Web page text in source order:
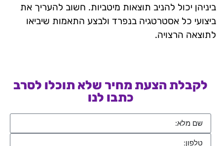
ביניהן יכול להניב תוצאות מיטביות. חשוב להעריך את
ביצועי כל אסטרטגיה בנפרד ולבצע התאמות שיביאו
לתוצאה הרצויה.
לקבלת הצעת מחיר שלא תוכלו לסרב
כתבו לנו